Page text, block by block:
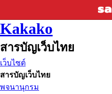
Kakako
สารบัญเว็บไทย
เว็บไซต์
สารบัญเว็บไทย
พจนานุกรม